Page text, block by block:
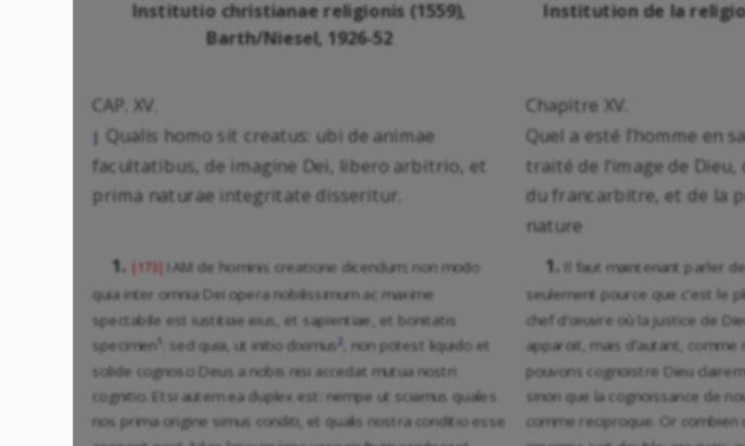
Institutio christianae religionis (1559),
Barth/Niesel, 1926-52
Institution de la
CAP. XV. Chapitre XV.
| Qualis homo sit creatus: ubi de animae
facultatibus, de imagine Dei, libero arbitrio, et
prima naturae integritate disseritur.
Quel a esté l’homme en
traité de l’image de Dieu,
du francarbitre, et de la
nature
1. |173| IAM de hominis creatione dicendum: non modo
quia inter omnia Dei opera nobilissimum ac maxime
spectabile est iustitiae eius, et sapientiae, et bonitatis
specimen 1 : sed quia, ut initio diximus2
, non potest liquido et
solide cognosci Deus a nobis nisi accedat mutua nostri
cognitio. Etsi autem ea duplex est: nempe ut sciamus quales
nos prima origine simus conditi, et qualis nostra conditio esse
1. Il faut maintenant parler
seulement pource que c’est le
chef d’œuvre où la justice de
apparoit, mais d’autant,
pouvons cognoistre Dieu
sinon que la cognoissance de
comme reciproque. Or combien